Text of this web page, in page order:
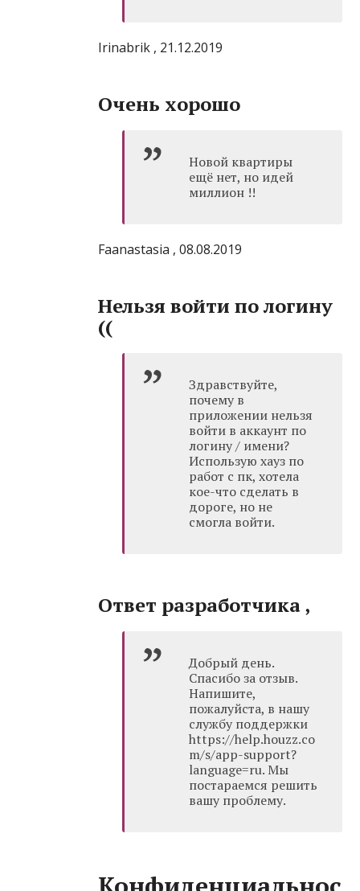
Irinabrik , 21.12.2019
Очень хорошо
Новой квартиры
ещё нет, но идей
миллион !!
Faanastasia , 08.08.2019
Нельзя войти по логину
((
Здравствуйте,
почему в
приложении нельзя
войти в аккаунт по
логину / имени?
Использую хауз по
работ с пк, хотела
кое-что сделать в
дороге, но не
смогла войти.
Ответ разработчика ,
Добрый день.
Спасибо за отзыв.
Напишите,
пожалуйста, в нашу
службу поддержки
https://help.houzz.co
m/s/app-support?
language=ru. Мы
постараемся решить
вашу проблему.